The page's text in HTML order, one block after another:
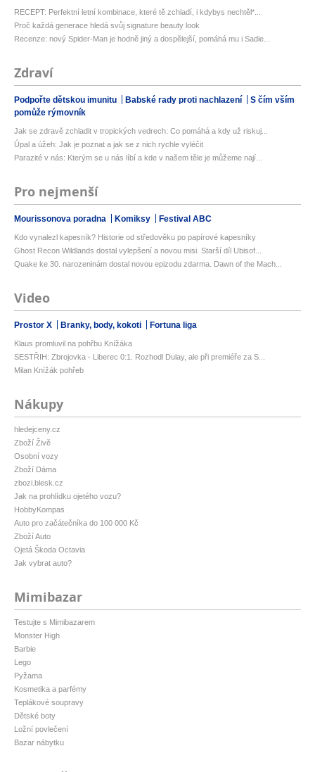
RECEPT: Perfektní letní kombinace, které tě zchladí, i kdybys nechtěl*...
Proč každá generace hledá svůj signature beauty look
Recenze: nový Spider-Man je hodně jiný a dospělejší, pomáhá mu i Sadie...
Zdraví
Podpořte dětskou imunitu Babské rady proti nachlazení
S čím vším
pomůže rýmovník
Jak se zdravě zchladit v tropických vedrech: Co pomáhá a kdy už riskuj...
Úpal a úžeh: Jak je poznat a jak se z nich rychle vyléčit
Parazité v nás: Kterým se u nás líbí a kde v našem těle je můžeme nají...
Pro nejmenší
Mourissonova poradna Komiksy Festival ABC
Kdo vynalezl kapesník? Historie od středověku po papírové kapesníky
Ghost Recon Wildlands dostal vylepšení a novou misi. Starší díl Ubisof...
Quake ke 30. narozeninám dostal novou epizodu zdarma. Dawn of the Mach...
Video
Prostor X Branky, body, kokoti Fortuna liga
Klaus promluvil na pohřbu Knížáka
SESTŘIH: Zbrojovka - Liberec 0:1. Rozhodl Dulay, ale při premiéře za S...
Milan Knížák pohřeb
Nákupy
hledejceny.cz
Zboží Živě
Osobní vozy
Zboží Dáma
zbozi.blesk.cz
Jak na prohlídku ojetého vozu?
HobbyKompas
Auto pro začátečníka do 100 000 Kč
Zboží Auto
Ojetá Škoda Octavia
Jak vybrat auto?
Mimibazar
Testujte s Mimibazarem
Monster High
Barbie
Lego
Pyžama
Kosmetika a parfémy
Teplákové soupravy
Dětské boty
Ložní povlečení
Bazar nábytku